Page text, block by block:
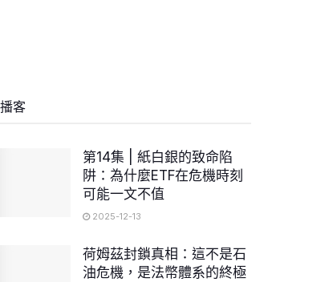
客
第14集 | 紙白銀的致命陷
阱：為什麼ETF在危機時刻
可能一文不值
2025-12-13
荷姆茲封鎖真相：這不是石
油危機，是法幣體系的終極